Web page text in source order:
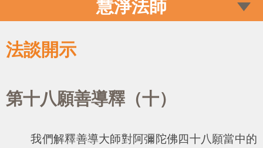
慧淨法師
法談開示
第十八願善導釋（十）
我們解釋善導大師對阿彌陀佛四十八願當中的